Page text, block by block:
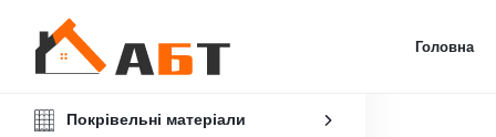
Головна
Покрівельні матеріали